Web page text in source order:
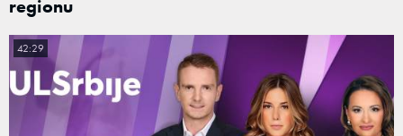
regionu
42:29